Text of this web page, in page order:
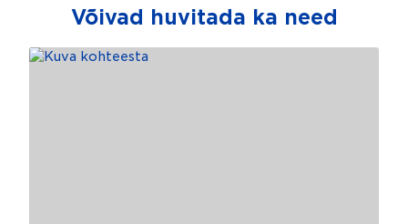
Võivad huvitada ka need